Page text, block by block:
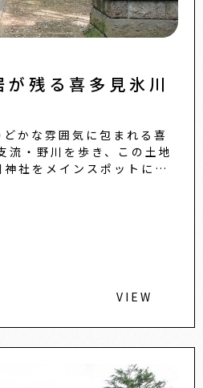
残る喜多見氷川
かな雰囲気に包まれる喜
社をメインスポットに設
VIEW